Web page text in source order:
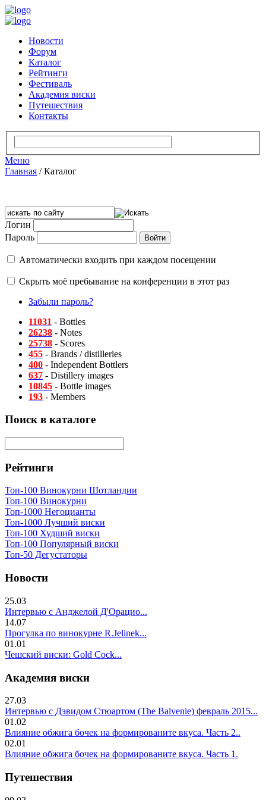
Новости
Форум
Каталог
Рейтинги
Фестиваль
Академия виски
Путешествия
Контакты
Меню
Главная /Каталог
Логин
Пароль
Автоматически входить при каждом посещении
Скрыть моё пребывание на конференции в этот раз
Забыли пароль?
11031 - Bottles
26238 - Notes
25738 - Scores
455 - Brands / distilleries
400 - Independent Bottlers
637 - Distillery images
10845 - Bottle images
193 - Members
Поиск в каталоге
Рейтинги
Топ-100 Винокурни Шотландии
Топ-100 Винокурни
Топ-1000 Негоцианты
Топ-1000 Лучший виски
Топ-100 Худший виски
Топ-100 Популярный виски
Топ-50 Дегустаторы
Новости
25.03
Интервью с Анджелой Д'Орацио...
14.07
Прогулка по винокурне R.Jelinek...
01.01
Чешский виски: Gold Cock...
Академия виски
27.03
Интервью с Дэвидом Стюартом (The Balvenie) февраль 2015...
01.02
Влияние обжига бочек на формированите вкуса. Часть 2..
02.01
Влияние обжига бочек на формированите вкуса. Часть 1.
Путешествия